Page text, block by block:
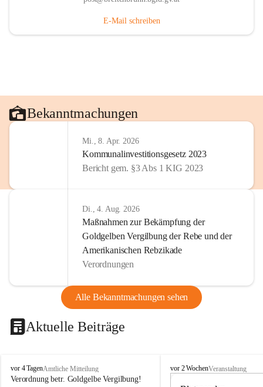
E-Mail schreiben
Bekanntmachungen
Mi., 8. Apr. 2026
Kommunalinvestitionsgesetz 2023
Bericht gem. §3 Abs 1 KIG 2023
Di., 4. Aug. 2026
Maßnahmen zur Bekämpfung der
Goldgelben Vergilbung der Rebe und der
Amerikanischen Rebzikade
Verordnungen
Alle Bekanntmachungen sehen
Aktuelle Beiträge
B
r
vor 4 TagenAmtliche Mitteilung
Verordnung betr. Goldgelbe Vergilbung!
B
vor 2 WochenVeranstaltung